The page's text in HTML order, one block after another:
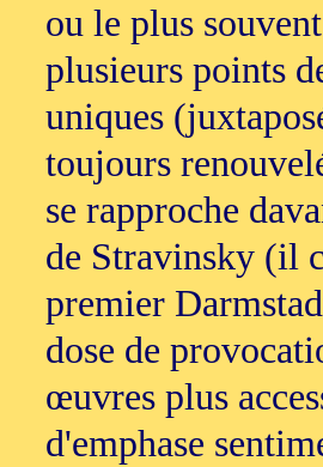
ou le plus
plusieurs points
uniques
toujours
se rapproche
de Stravinsky (il
premier
dose de
œuvres plus
d'emphase